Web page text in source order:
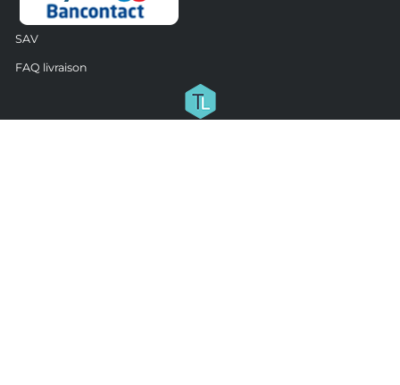
SAV
FAQ livraison